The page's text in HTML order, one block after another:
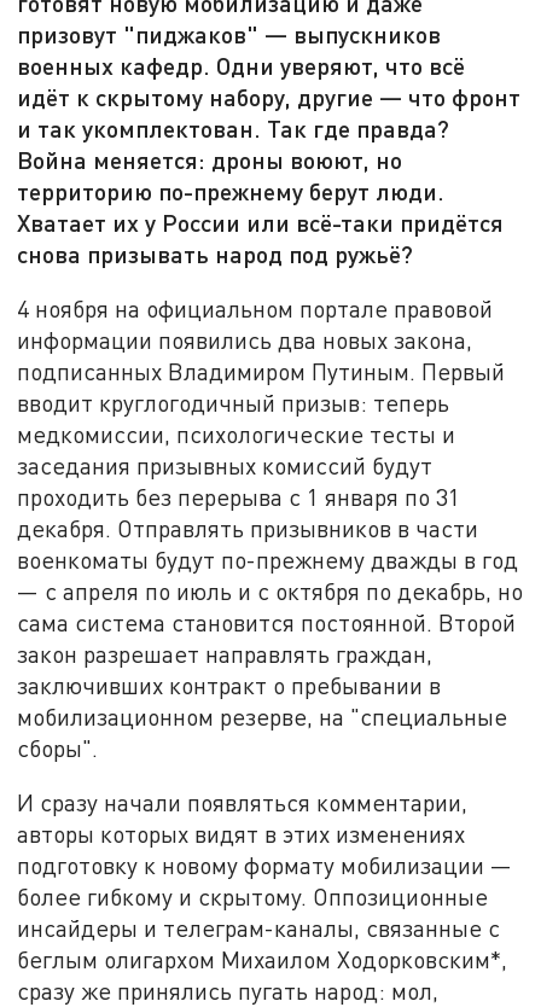
призовут "пиджаков" — выпускников
военных кафедр. Одни уверяют, что всё
идёт к скрытому набору, другие — что фронт
и так укомплектован. Так где правда?
Война меняется: дроны воюют, но
территорию по-прежнему берут люди.
Хватает их у России или всё-таки придётся
снова призывать народ под ружьё?
4 ноября на официальном портале правовой
информации появились два новых закона,
подписанных Владимиром Путиным. Первый
вводит круглогодичный призыв: теперь
медкомиссии, психологические тесты и
заседания призывных комиссий будут
проходить без перерыва с 1 января по 31
декабря. Отправлять призывников в части
военкоматы будут по-прежнему дважды в год
— с апреля по июль и с октября по декабрь, но
сама система становится постоянной. Второй
закон разрешает направлять граждан,
заключивших контракт о пребывании в
мобилизационном резерве, на "специальные
сборы".
И сразу начали появляться комментарии,
авторы которых видят в этих изменениях
подготовку к новому формату мобилизации —
более гибкому и скрытому. Оппозиционные
инсайдеры и телеграм-каналы, связанные с
беглым олигархом Михаилом Ходорковским*,
сразу же принялись пугать народ: мол,